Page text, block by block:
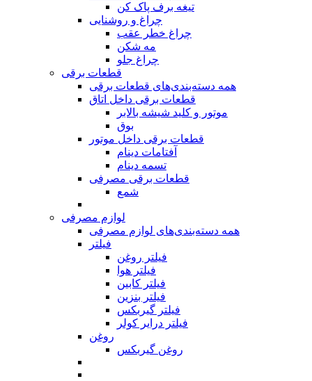
تیغه برف پاک کن
چراغ و روشنایی
چراغ خطر عقب
مه شکن
چراغ جلو
قطعات برقی
همه دسته‌بندی‌های قطعات برقی
قطعات برقی داخل اتاق
موتور و کلید شیشه بالابر
بوق
قطعات برقی داخل موتور
آفتامات دینام
تسمه‌‌ دینام
قطعات برقی مصرفی
شمع
لوازم مصرفی
همه دسته‌بندی‌های لوازم مصرفی
فیلتر
فیلتر روغن
فیلتر هوا
فیلتر کابین
فیلتر بنزین
فیلتر گیربکس
فیلتر درایر کولر
روغن
روغن گیربکس